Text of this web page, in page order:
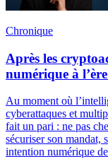
Chronique
Après les
numérique à
Au moment où
cyberattaques et
fait un pari : ne pas
sécuriser son mandat,
intention numérique